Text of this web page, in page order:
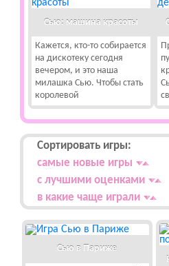
Сью: машина красоты
Кажется, кто-то собирается
на дискотеку сегодня
вечером, и это наша
милашка Сью. Чтобы стать
королевой
Сортировать игры:
самые новые игры
с лучшими оценками
в какие чаще играли
Сью в Париже